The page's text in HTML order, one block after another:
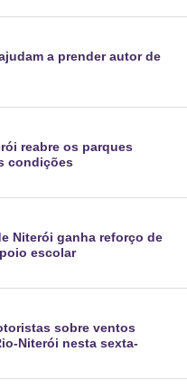
a prender autor de
reabre os parques
condições
Niterói ganha reforço de
escolar
sobre ventos
Niterói nesta sexta-